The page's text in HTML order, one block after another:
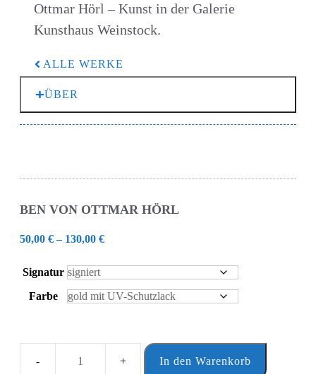
Ottmar Hörl – Kunst in der Galerie
Kunsthaus Weinstock.
ALLE WERKE
ÜBER
BEN VON OTTMAR HÖRL
50,00 €– 130,00 €
Signatur
Farbe
In den Warenkorb